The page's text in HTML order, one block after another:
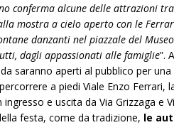
conferma alcune delle attrazioni
mostra a cielo aperto con le
danzanti nel piazzale del
dagli appassionati alle famiglie”.
saranno aperti al pubblico per
a piedi Viale Enzo Ferrari,
e uscita da Via Grizzaga e
festa, come da tradizione, le